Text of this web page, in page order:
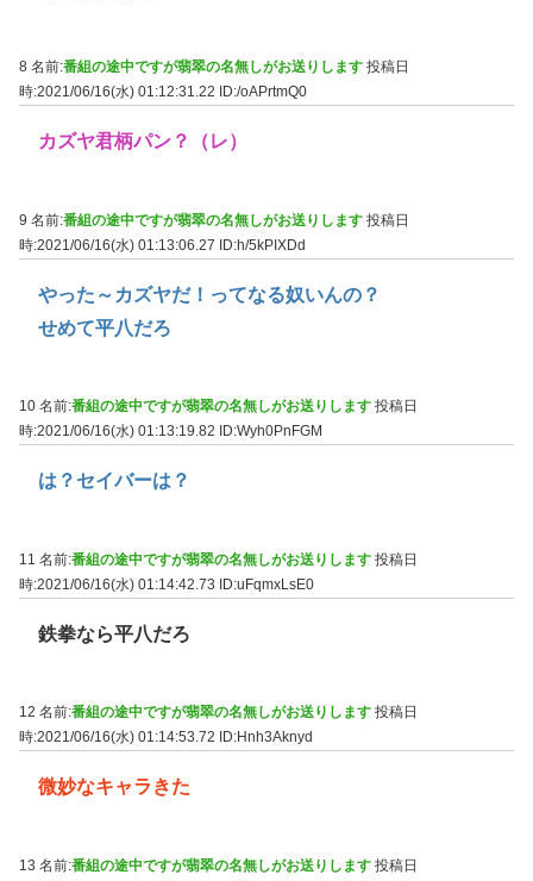
8 名前:番組の途中ですが翡翠の名無しがお送りします 投稿日
時:2021/06/16(水) 01:12:31.22
ID:/oAPrtmQ0
カズヤ君柄パン？（レ）
9 名前:番組の途中ですが翡翠の名無しがお送りします 投稿日
時:2021/06/16(水) 01:13:06.27 ID:h/5kPIXDd
やった～カズヤだ！ってなる奴いんの？
せめて平八だろ
10 名前:番組の途中ですが翡翠の名無しがお送りします 投稿日
時:2021/06/16(水) 01:13:19.82
ID:Wyh0PnFGM
は？セイバーは？
11 名前:番組の途中ですが翡翠の名無しがお送りします 投稿日
時:2021/06/16(水) 01:14:42.73 ID:uFqmxLsE0
鉄拳なら平八だろ
12 名前:番組の途中ですが翡翠の名無しがお送りします 投稿日
時:2021/06/16(水) 01:14:53.72
ID:Hnh3Aknyd
微妙なキャラきた
13 名前:番組の途中ですが翡翠の名無しがお送りします 投稿日